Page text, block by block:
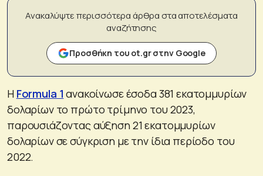
Ανακαλύψτε περισσότερα άρθρα στα αποτελέσματα
αναζήτησης
Προσθήκη του ot.gr στην Google
Η Formula 1 ανακοίνωσε έσοδα 381 εκατομμυρίων
δολαρίων το πρώτο τρίμηνο του 2023,
παρουσιάζοντας αύξηση 21 εκατομμυρίων
δολαρίων σε σύγκριση με την ίδια περίοδο του
2022.